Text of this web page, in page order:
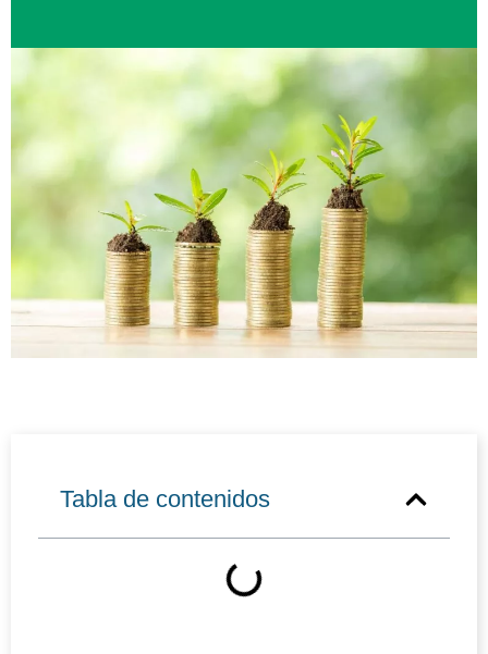
Tabla de contenidos